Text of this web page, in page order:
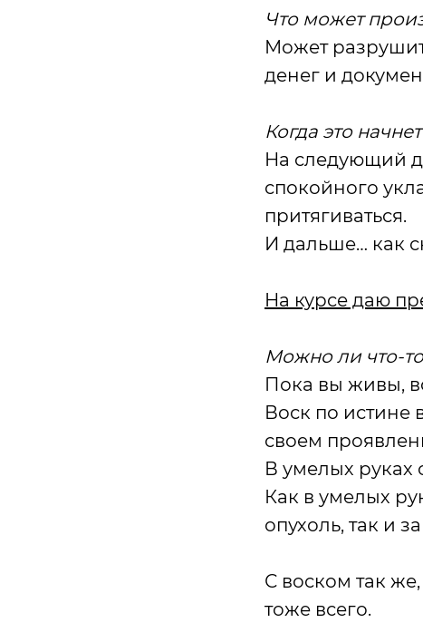
Что может
Может
денег и
Когда это
На следующий
спокойного
притягиваться.
И дальше… как
На курсе даю
Можно ли что-
Пока вы живы,
Воск по истине
своем
В умелых руках
Как в умелых
опухоль, так и
С воском так
тоже всего.